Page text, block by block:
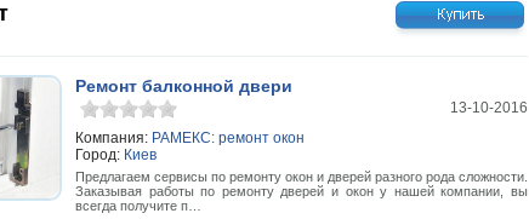
Ремонт балконной двери
13-10-2016
Компания: РАМЕКС: ремонт окон
Город: Киев
Предлагаем сервисы по ремонту окон и дверей разного рода сложности.
Заказывая работы по ремонту дверей и окон у нашей компании, вы
всегда получите п…